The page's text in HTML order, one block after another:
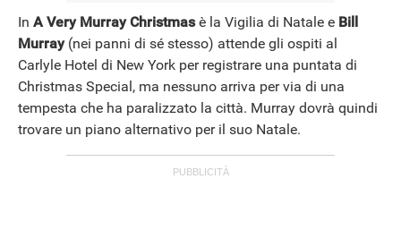
In A Very Murray Christmasè la Vigilia di Natale e Bill
Murray(nei panni di sé stesso) attende gli ospiti al
Carlyle Hotel di New York per registrare una puntata di
Christmas Special, ma nessuno arriva per via di una
tempesta che ha paralizzato la città. Murray dovrà quindi
trovare un piano alternativo per il suo Natale.